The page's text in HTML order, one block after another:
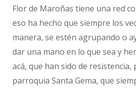
Flor de Maroñas tiene una red
eso ha hecho que siempre los
manera, se estén agrupando o
dar una mano en lo que sea y
acá, que han sido de resistencia,
parroquia Santa Gema, que